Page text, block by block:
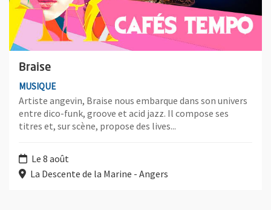
Braise
MUSIQUE
Artiste angevin, Braise nous embarque dans son univers
entre dico-funk, groove et acid jazz. Il compose ses
titres et, sur scène, propose des lives...
Le 8 août
La Descente de la Marine - Angers